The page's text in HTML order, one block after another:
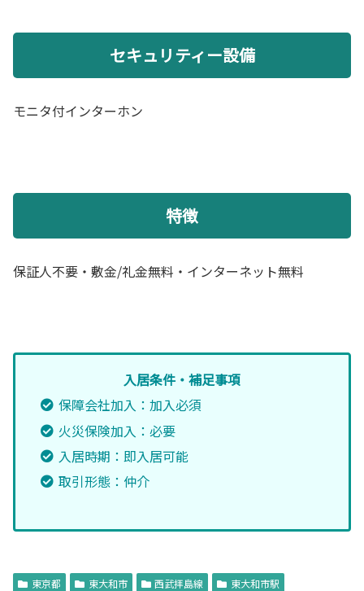
セキュリティー設備
モニタ付インターホン
特徴
保証人不要・敷金/礼金無料・インターネット無料
入居条件・補足事項
保障会社加入：加入必須
火災保険加入：必要
入居時期：即入居可能
取引形態：仲介
東京都 東大和市 西武拝島線 東大和市駅